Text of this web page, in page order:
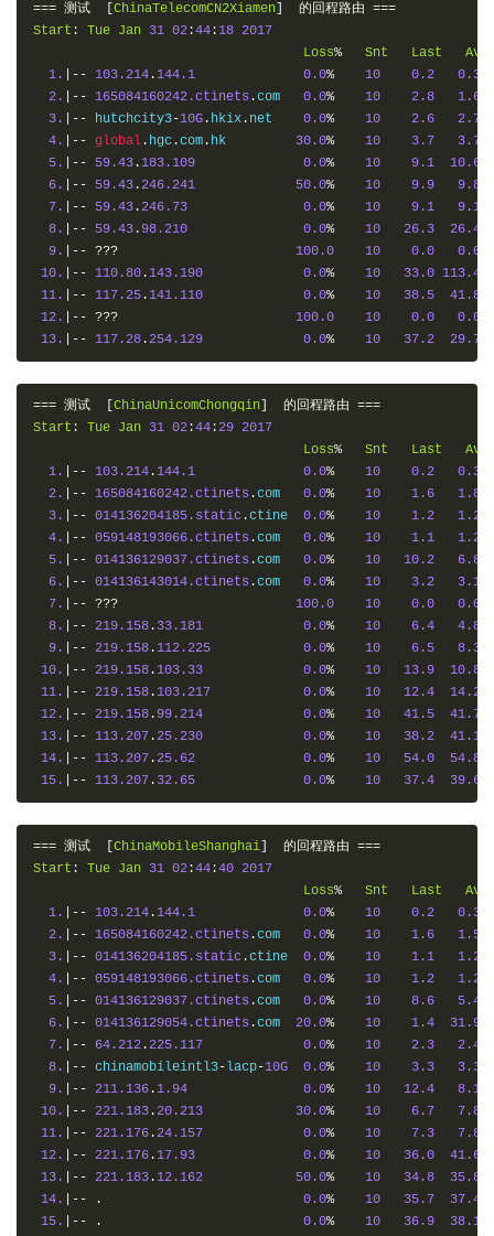
=== 测试 ChinaTelecomCN2Xiamen 的回程路由 ===
Start : Tue Jan 31 02 :44 : 18 2017
Loss% Snt Last
Avg
1.
|-- 103.214 . 144.1 0.0% 10 0.2
0.3
2.
|-- 165084160242.ctinets .com 0.0% 10 2.8
1.6
3.
|-- hutchcity3-10G . hkix . net 0.0% 10 2.6
2.7
4.
|-- global . hgc .com . hk 30.0% 10 3.7
3.7
5.
|-- 59.43 . 183.109 0.0% 10 9.1
10.6
6.
|-- 59.43 .246.241 50.0% 10 9.9
9.8
7.
|-- 59.43 .246.73 0.0% 10 9.1
9.1
8.
|-- 59.43 .98.210 0.0% 10 26.3
26.4
9.
|-- ??? 100.0 10 0.0
0.0
10.
|-- 110.80 . 143.190 0.0% 10 33.0 113.4
11.
|-- 117.25 . 141.110 0.0% 10 38.5
41.8
12.
|-- ??? 100.0 10 0.0
0.0
13.
|-- 117.28 .254.129 0.0% 10 37.2 29.7
=== 测试 ChinaUnicomChongqin 的回程路由 ===
Start : Tue Jan 31 02 :44 :29 2017
Loss% Snt Last
Avg
1.
|-- 103.214 . 144.1 0.0% 10 0.2
0.3
2.
|-- 165084160242.ctinets .com 0.0% 10 1.6
1.8
3.
|-- 014136204185.static .ctine 0.0% 10 1.2
1.2
4.
|-- 059148193066.ctinets .com 0.0% 10 1.1
1.2
5.
|-- 014136129037.ctinets .com 0.0% 10 10.2
6.8
6.
|-- 014136143014.ctinets .com 0.0% 10 3.2
3.1
7.
|-- ??? 100.0 10 0.0
0.0
8.
|-- 219.158 . 33.181 0.0% 10 6.4
4.8
9.
|-- 219.158 . 112.225 0.0% 10 6.5
8.3
10.
|-- 219.158 . 103.33 0.0% 10 13.9
10.8
11.
|-- 219.158 . 103.217 0.0% 10 12.4
14.2
12.
|-- 219.158 .99.214 0.0% 10 41.5
41.7
13.
|-- 113.207 .25.230 0.0% 10 38.2
41.1
14.
|-- 113.207 .25.62 0.0% 10 54.0
54.8
15.
|-- 113.207 . 32.65 0.0% 10 37.4 39.6
=== 测试 ChinaMobileShanghai 的回程路由 ===
Start : Tue Jan 31 02 :44 :40 2017
Loss% Snt Last
Avg
1.
|-- 103.214 . 144.1 0.0% 10 0.2
0.3
2.
|-- 165084160242.ctinets .com 0.0% 10 1.6
1.5
3.
|-- 014136204185.static .ctine 0.0% 10 1.1
1.2
4.
|-- 059148193066.ctinets .com 0.0% 10 1.2
1.2
5.
|-- 014136129037.ctinets .com 0.0% 10 8.6
5.4
6.
|-- 014136129054.ctinets .com 20.0% 10 1.4
31.9
7.
|-- 64.212 .225.117 0.0% 10 2.3
2.4
8.
|-- chinamobileintl3- lacp-10G 0.0% 10 3.3
3.3
9.
|-- 211.136 . 1.94 0.0% 10 12.4
8.1
10.
|-- 221.183 .20.213 30.0% 10 6.7
7.8
11.
|-- 221.176 .24.157 0.0% 10 7.3
7.8
12.
|-- 221.176 . 17.93 0.0% 10 36.0
41.6
13.
|-- 221.183 . 12.162 50.0% 10 34.8
35.8
14.
|-- . 0.0% 10 35.7
37.4
15.
|-- . 0.0% 10 36.9 38.1